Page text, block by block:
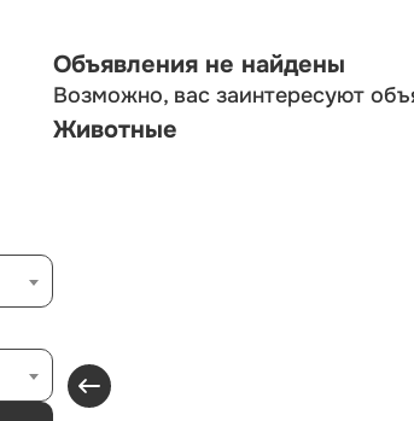
Объявления не найдены
Возможно, вас заинтересуют
Животные